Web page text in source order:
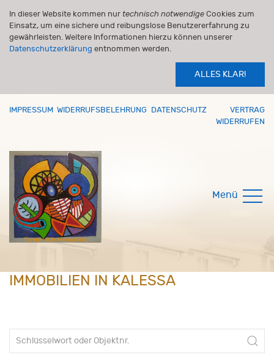
In dieser Website kommen nur technisch notwendige Cookies zum
Einsatz, um eine sichere und reibungslose Benutzererfahrung zu
gewährleisten. Weitere Informationen hierzu können unserer
Datenschutzerklärung entnommen werden.
ALLES KLAR!
IMPRESSUM WIDERRUFSBELEHRUNG DATENSCHUTZ
VERTRAG
WIDERRUFEN
Menü
IMMOBILIEN IN KALESSA